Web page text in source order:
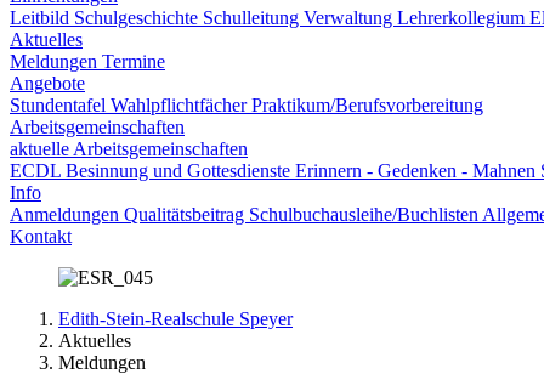
Leitbild Schulgeschichte Schulleitung Verwaltung Lehrerkollegium
Aktuelles
Meldungen Termine
Angebote
Stundentafel WahlpflichtfächerPraktikum/Berufsvorbereitung
Arbeitsgemeinschaften
aktuelle Arbeitsgemeinschaften
ECDL Besinnung und Gottesdienste Erinnern - Gedenken - Mahnen
Info
Anmeldungen Qualitätsbeitrag Schulbuchausleihe/Buchlisten
Kontakt
Edith-Stein-Realschule Speyer
Aktuelles
Meldungen